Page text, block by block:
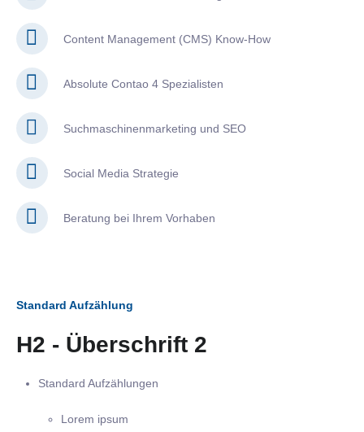
Content Management (CMS) Know-How
Absolute Contao 4 Spezialisten
Suchmaschinenmarketing und SEO
Social Media Strategie
Beratung bei Ihrem Vorhaben
Standard Aufzählung
H2 - Überschrift 2
Standard Aufzählungen
Lorem ipsum